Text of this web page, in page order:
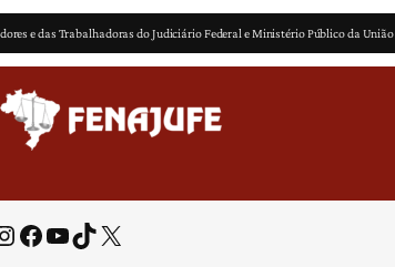
e das Trabalhadoras do Judiciário Federal e Ministério Público da União
Facebook Youtube TikTok X